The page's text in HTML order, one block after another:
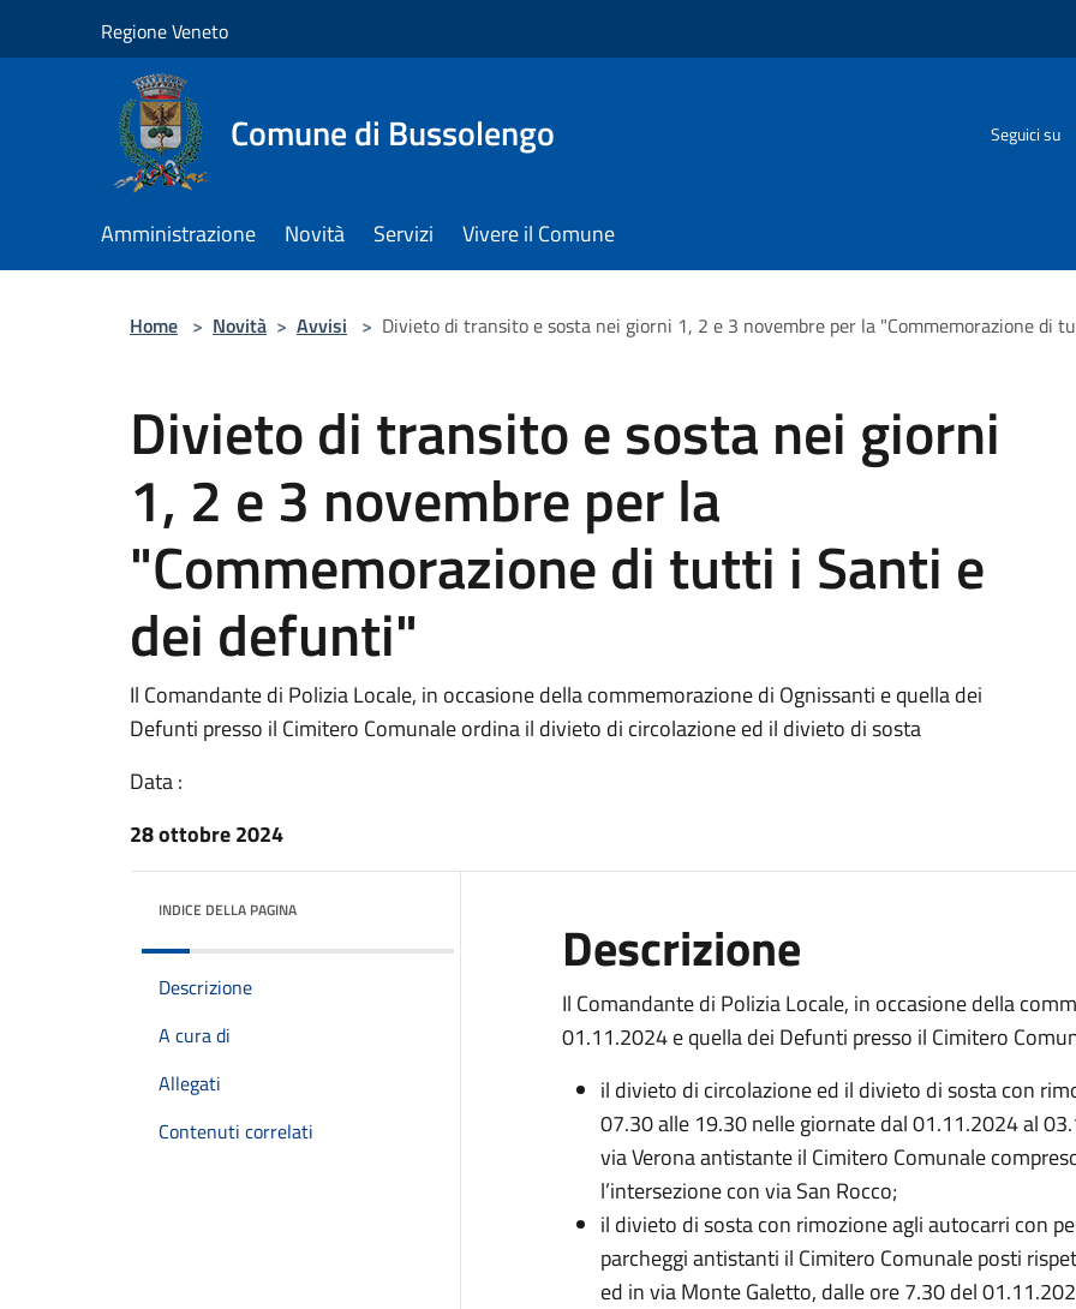
Regione Veneto
Comune di Bussolengo Seguici su
Amministrazione Novità Servizi Vivere il Comune
Home > Novità > Avvisi > Divieto di transito e sosta nei giorni 1, 2 e 3 novembre per la "Commemorazione di
Divieto di transito e sosta nei giorni
1, 2 e 3 novembre per la
"Commemorazione di tutti i Santi e
dei defunti"
Il Comandante di Polizia Locale, in occasione della commemorazione di Ognissanti e quella dei
Defunti presso il Cimitero Comunale ordina il divieto di circolazione ed il divieto di sosta
Data :
28 ottobre 2024
INDICE DELLA PAGINA
Descrizione
A cura di
Allegati
Contenuti correlati
Descrizione
Il Comandante di Polizia Locale, in occasione della
01.11.2024 e quella dei Defunti presso il Cimitero
il divieto di circolazione ed il divieto di sosta con
07.30 alle 19.30 nelle giornate dal 01.11.2024 al
via Verona antistante il Cimitero Comunale
l’intersezione con via San Rocco;
il divieto di sosta con rimozione agli autocarri con
parcheggi antistanti il Cimitero Comunale posti
ed in via Monte Galetto, dalle ore 7.30 del